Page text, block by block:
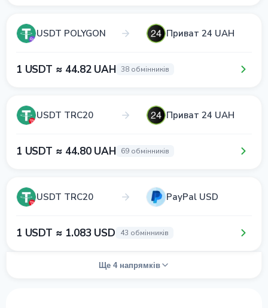
USDT POLYGON Приват 24 UAH
1 USDT ≈ 44.82 UAH 38 обмінників
USDT TRC20 Приват 24 UAH
1 USDT ≈ 44.80 UAH 69 обмінників
USDT TRC20 PayPal USD
1 USDT ≈ 1.083 USD 43 обмінників
Ще 4 напрямків